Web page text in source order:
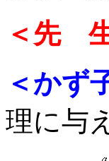
＜先
＜かず
理に与